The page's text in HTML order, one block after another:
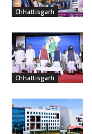
Chhattisgarh
Chhattisgarh